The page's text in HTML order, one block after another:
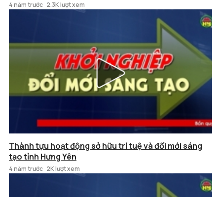
4 năm trước 2.3K lượt xem
Thành tựu hoạt động sở hữu trí tuệ và đổi mới sáng
tạo tỉnh Hưng Yên
4 năm trước 2K lượt xem